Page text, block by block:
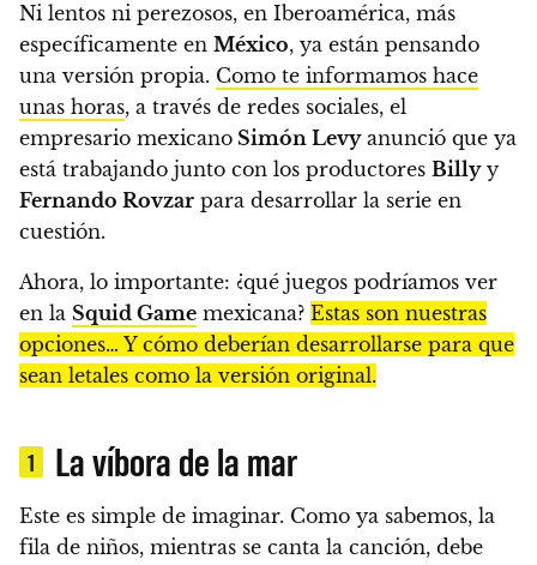
Ni lentos ni perezosos, en Iberoamérica, más
específicamente en México, ya están pensando
una versión propia. Como te informamos hace
unas horas, a través de redes sociales, el
empresario mexicano Simón Levyanunció que ya
está trabajando junto con los productores Billyy
Fernando Rovzar para desarrollar la serie en
cuestión.
Ahora, lo importante: ¿qué juegos podríamos ver
en la Squid Game mexicana? Estas son nuestras
opciones… Y cómo deberían desarrollarse para que
sean letales como la versión original.
1 La víbora de la mar
Este es simple de imaginar. Como ya sabemos, la
fila de niños, mientras se canta la canción, debe